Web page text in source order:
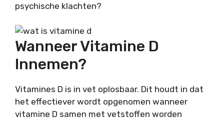
psychische klachten?
Wanneer Vitamine D
Innemen?
Vitamines D is in vet oplosbaar. Dit houdt in dat
het effectiever wordt opgenomen wanneer
vitamine D samen met vetstoffen worden